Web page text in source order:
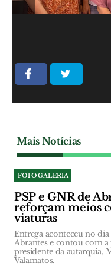
Mais Notícias
FOTO GALERIA
PSP e GNR de
reforçam meios
viaturas
Entrega aconteceu no
Abrantes e contou com a
presidente da autarquia,
Valamatos.